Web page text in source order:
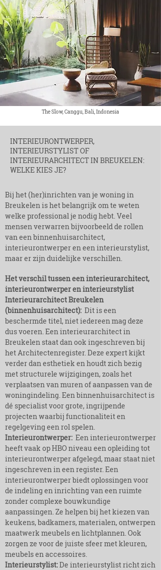
The Slow, Canggu, Bali, Indonesia
INTERIEURONTWERPER,
INTERIEURSTYLIST OF
INTERIEURARCHITECT IN BREUKELEN:
WELKE KIES JE?
Bij het (her)inrichten van je woning in
Breukelen is het belangrijk om te weten
welke professional je nodig hebt. Veel
mensen verwarren bijvoorbeeld de rollen
van een binnenhuisarchitect,
interieurontwerper en een interieurstylist,
maar er zijn duidelijke verschillen.
Het verschil tussen een interieurarchitect,
interieurontwerper en interieurstylist​
Interieurarchitect Breukelen
(binnenhuisarchitect): Dit is een
beschermde titel, niet iedereen mag deze
dus voeren. Een interieurarchitect in
Breukelen staat dan ook ingeschreven bij
het Architectenregister. Deze expert kijkt
verder dan esthetiek en houdt zich bezig
met structurele wijzigingen, zoals het
verplaatsen van muren of aanpassen van de
woningindeling. Een binnenhuisarchitect is
dé specialist voor grote, ingrijpende
projecten waarbij functionaliteit en
regelgeving een rol spelen.
Interieurontwerper: Een interieurontwerper
heeft vaak op HBO niveau een opleiding tot
interieurontwerper afgelegd, maar staat niet
ingeschreven in een register. Een
interieurontwerper biedt oplossingen voor
de indeling en inrichting van een ruimte
zonder complexe bouwkundige
aanpassingen. Ze helpen bij het kiezen van
keukens, badkamers, materialen, ontwerpen
maatwerk meubels en lichtplannen. Ook
zorgen ze voor de juiste sfeer met kleuren,
meubels en accessoires.
Interieurstylist:De interieurstylist richt zich